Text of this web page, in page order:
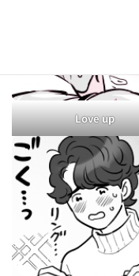
Love up